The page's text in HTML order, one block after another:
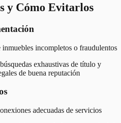
y Cómo Evitarlos
inmuebles incompletos o fraudulentos
exhaustivas de título y
de buena reputación
adecuadas de servicios